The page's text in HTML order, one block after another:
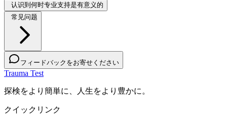
认识到何时专业支持是有意义的
常见问题
フィードバックをお寄せください
Trauma Test
探検をより簡単に、人生をより豊かに。
クイックリンク